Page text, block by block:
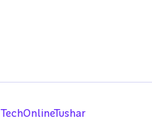
TechOnlineTushar